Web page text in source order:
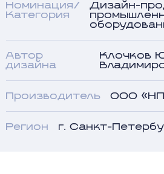
Номинация/
Категория
Дизайн-
Автор
дизайна
Клочков
Производитель ООО
Регион г. Санкт-